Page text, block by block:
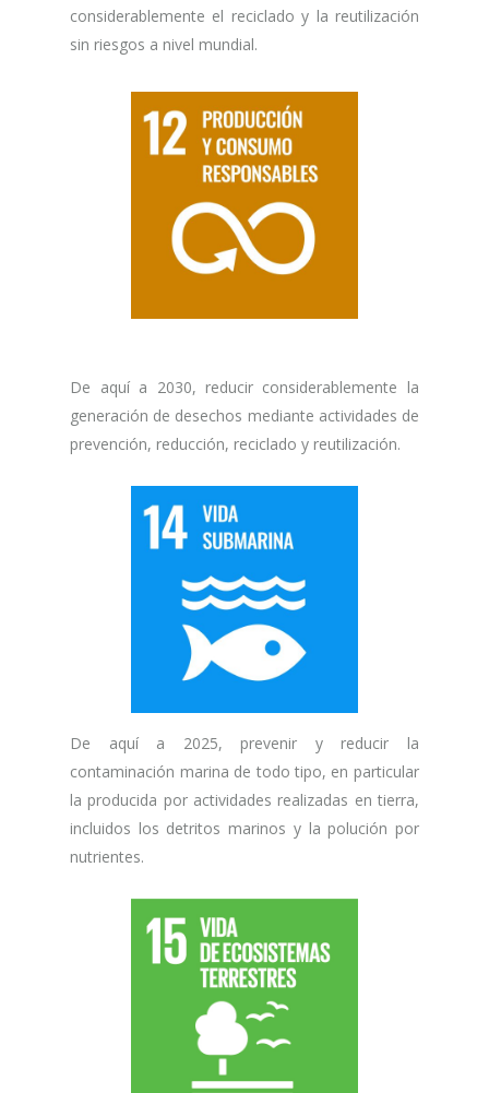
considerablemente el reciclado y la reutilización
sin riesgos a nivel mundial.
De aquí a 2030, reducir considerablemente la
generación de desechos mediante actividades de
prevención, reducción, reciclado y reutilización.
De aquí a 2025, prevenir y reducir la
contaminación marina de todo tipo, en particular
la producida por actividades realizadas en tierra,
incluidos los detritos marinos y la polución por
nutrientes.